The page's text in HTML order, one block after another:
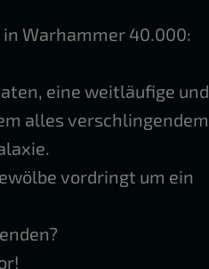
Warhammer 40.000:
eine weitläufige und
alles verschlingendem
vordringt um ein